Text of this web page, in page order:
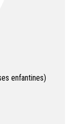
enfantines)